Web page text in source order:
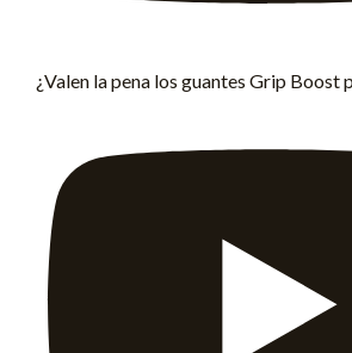
¿Valen la pena los guantes Grip Boost